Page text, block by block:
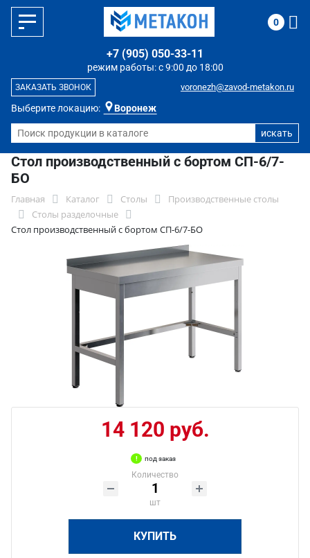
Выберите локацию: Воронеж
режим работы: с 9:00 до 18:00
+7 (905) 050-33-11
voronezh@zavod-metakon.ru
ЗАКАЗАТЬ ЗВОНОК
0
Стол производственный с бортом СП-6/7-
БО
Главная Каталог Столы
Производственные столы
Столы разделочные
Стол производственный с бортом СП-6/7-БО
14 120 руб.
под заказ
Количество
шт
КУПИТЬ